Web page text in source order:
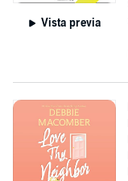
Vista previa